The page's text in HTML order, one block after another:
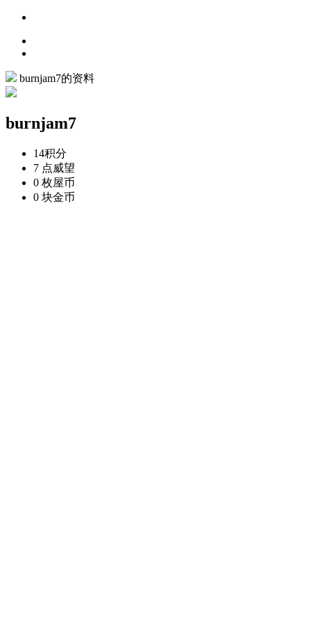
burnjam7的资料
burnjam7
14积分
7 点威望
0 枚屋币
0 块金币